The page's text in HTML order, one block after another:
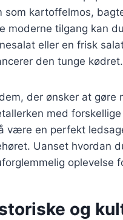
som kartoffelmos,
moderne tilgang kan
eller en frisk
den tunge kødret.
der ønsker at
med
være en perfekt
Uanset hvordan
oplevelse
og